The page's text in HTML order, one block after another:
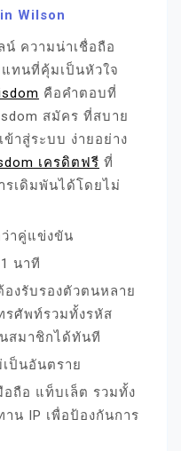
Wilson
น์ ความน่าเชื่อถือ
ทนที่คุ้มเป็นหัวใจ
คือคำตอบที่
สมัคร ที่สบาย
ข้าสู่ระบบ ง่ายอย่าง
เครดิตฟรี ที่
รเดิมพันได้โดยไม่
าคู่แข่งขัน
นาที
องรับรองตัวตนหลาย
รศัพท์รวมทั้งรหัส
นสมาชิกได้ทันที
เป็นอันตราย
ถือ แท็บเล็ต รวมทั้ง
น IP เพื่อป้องกันการ